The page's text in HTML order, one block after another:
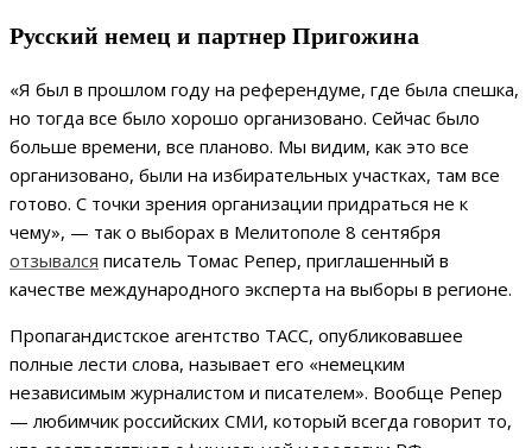
Русский немец и партнер Пригожина
«Я был в прошлом году на референдуме, где была спешка,
но тогда все было хорошо организовано. Сейчас было
больше времени, все планово. Мы видим, как это все
организовано, были на избирательных участках, там все
готово. C точки зрения организации придраться не к
чему», — так о выборах в Мелитополе 8 сентября
отзывался писатель Томас Репер, приглашенный в
качестве международного эксперта на выборы в регионе.
Пропагандистское агентство ТАСС, опубликовавшее
полные лести слова, называет его «немецким
независимым журналистом и писателем». Вообще Репер
— любимчик российских СМИ, который всегда говорит то,